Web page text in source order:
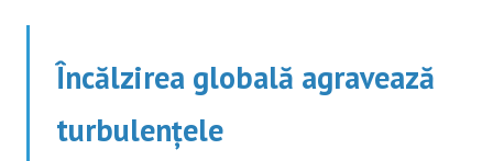
Încălzirea globală agravează
turbulențele